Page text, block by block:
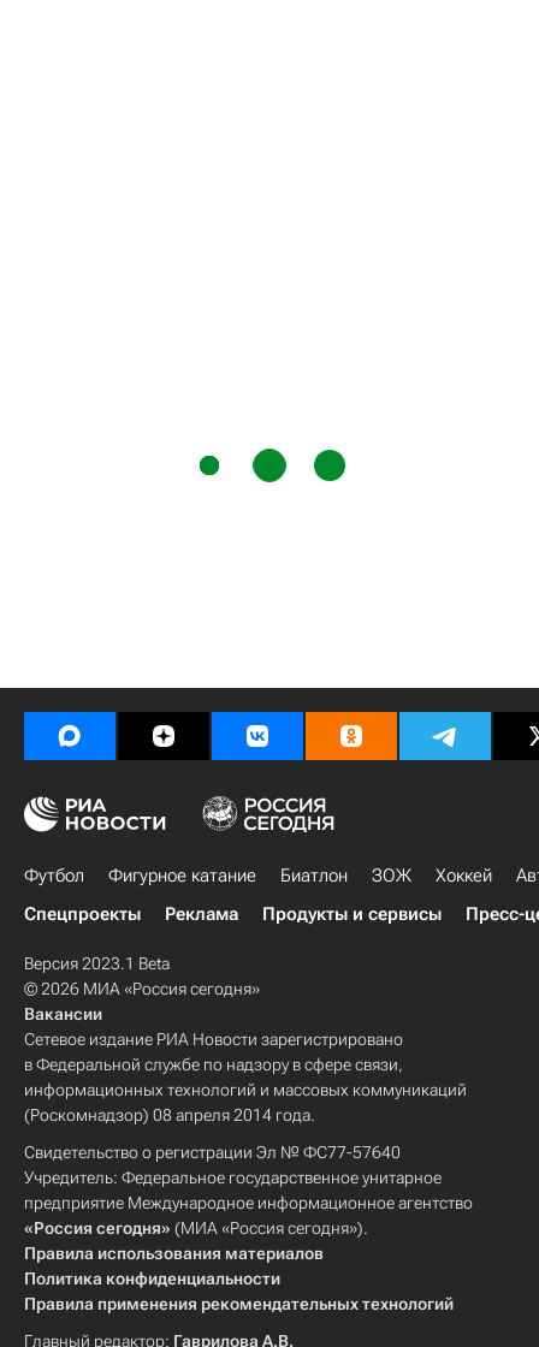
Футбол Фигурное катание Биатлон ЗОЖ Хоккей
Спецпроекты
Реклама Продукты и сервисы Пресс-
Версия 2023.1 Beta
© 2026 МИА «Россия сегодня»
Вакансии
Сетевое издание РИА Новости зарегистрировано
в Федеральной службе по надзору в сфере связи,
информационных технологий и массовых коммуникаций
(Роскомнадзор) 08 апреля 2014 года.
Свидетельство о регистрации Эл № ФС77-57640
Учредитель: Федеральное государственное унитарное
предприятие Международное информационное агентство
«Россия сегодня» (МИА «Россия сегодня»).
Правила использования материалов
Политика конфиденциальности
Правила применения рекомендательных технологий
Главный редактор: Гаврилова А.В.